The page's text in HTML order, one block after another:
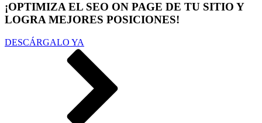
¡OPTIMIZA EL SEO ON PAGE DE TU SITIO Y
LOGRA MEJORES POSICIONES!
DESCÁRGALO YA